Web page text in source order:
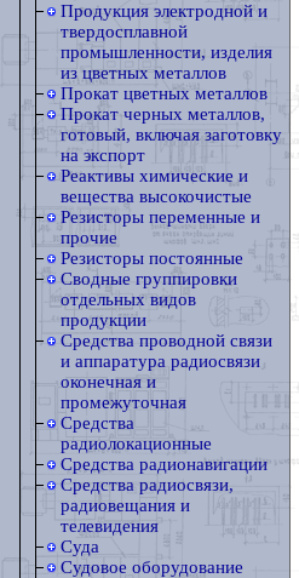
Продукция электродной и
твердосплавной
промышленности, изделия
из цветных металлов
Прокат цветных металлов
Прокат черных металлов,
готовый, включая заготовку
на экспорт
Реактивы химические и
вещества высокочистые
Резисторы переменные и
прочие
Резисторы постоянные
Сводные группировки
отдельных видов
продукции
Средства проводной связи
и аппаратура радиосвязи
оконечная и
промежуточная
Средства
радиолокационные
Средства радионавигации
Средства радиосвязи,
радиовещания и
телевидения
Суда
Судовое оборудование